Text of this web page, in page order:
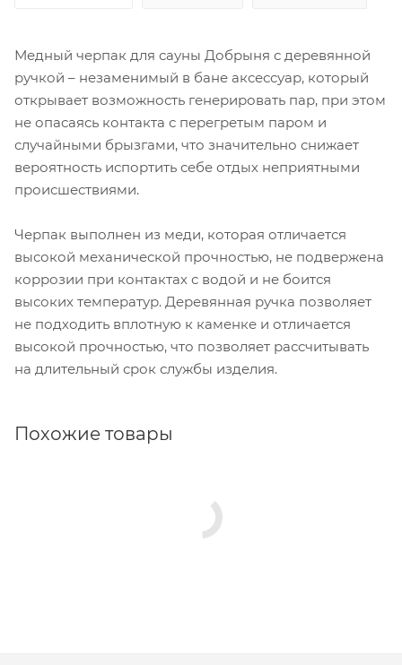
Медный черпак для сауны Добрыня с деревянной
ручкой – незаменимый в бане аксессуар, который
открывает возможность генерировать пар, при этом
не опасаясь контакта с перегретым паром и
случайными брызгами, что значительно снижает
вероятность испортить себе отдых неприятными
происшествиями.
Черпак выполнен из меди, которая отличается
высокой механической прочностью, не подвержена
коррозии при контактах с водой и не боится
высоких температур. Деревянная ручка позволяет
не подходить вплотную к каменке и отличается
высокой прочностью, что позволяет рассчитывать
на длительный срок службы изделия.
Похожие товары